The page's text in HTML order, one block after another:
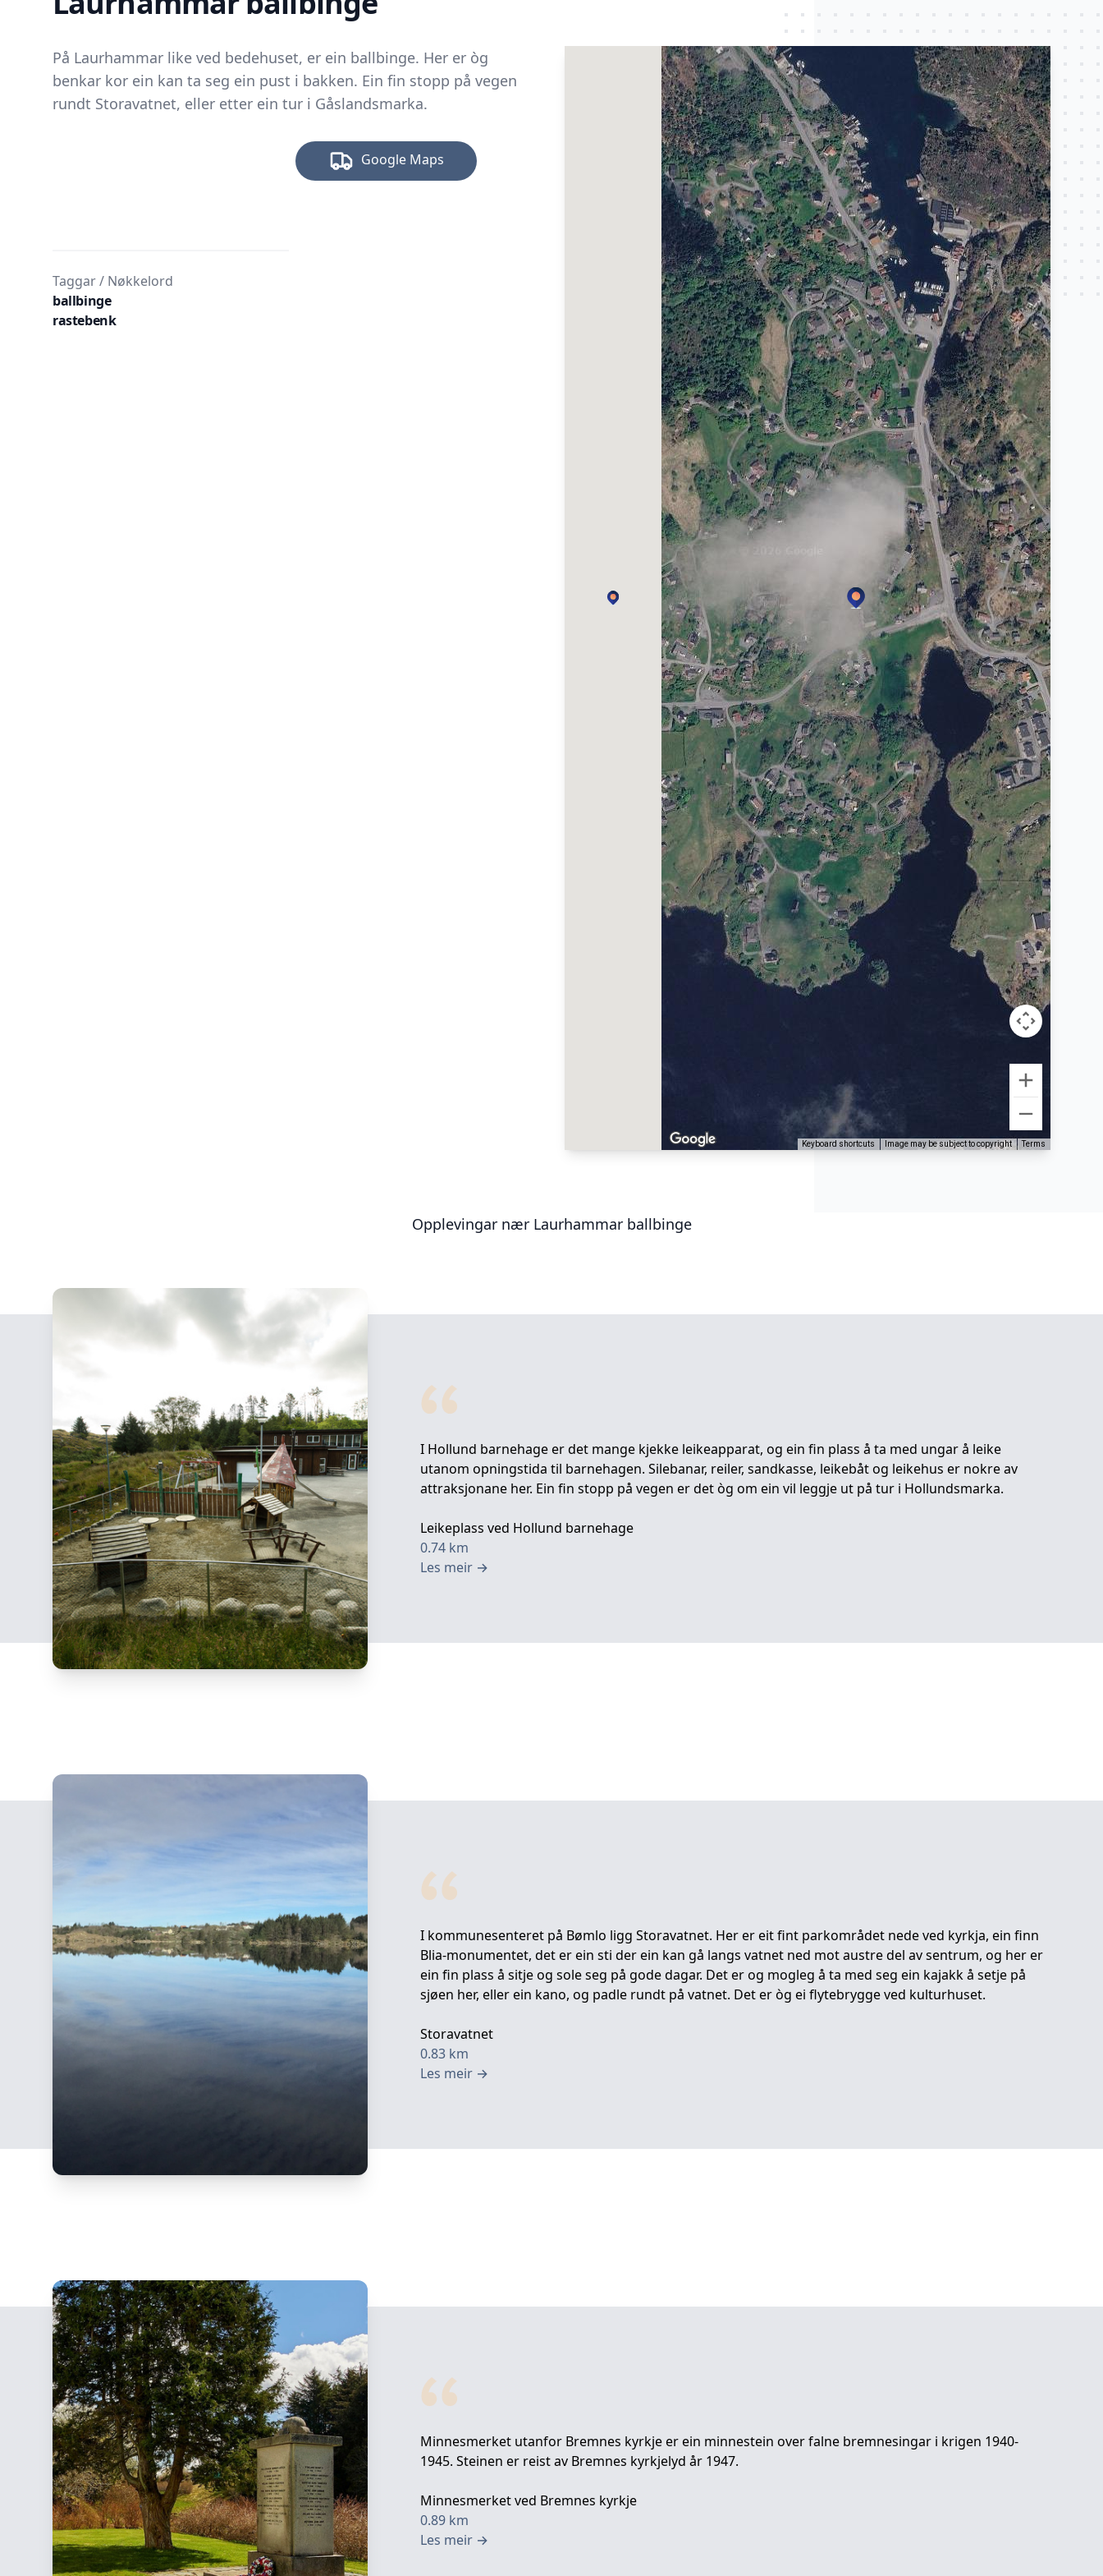
Keyboard shortcuts Image may be subject to copyright Terms
På Laurhammar like ved bedehuset, er ein ballbinge. Her er òg
benkar kor ein kan ta seg ein pust i bakken. Ein fin stopp på vegen
rundt Storavatnet, eller etter ein tur i Gåslandsmarka.
Google Maps
Taggar / Nøkkelord
ballbinge
rastebenk
Opplevingar nær Laurhammar ballbinge
I Hollund barnehage er det mange kjekke leikeapparat, og ein fin plass å ta med ungar å leike
utanom opningstida til barnehagen. Silebanar, reiler, sandkasse, leikebåt og leikehus er nokre av
attraksjonane her. Ein fin stopp på vegen er det òg om ein vil leggje ut på tur i Hollundsmarka.
Leikeplass ved Hollund barnehage
0.74 km
Les meir →
I kommunesenteret på Bømlo ligg Storavatnet. Her er eit fint parkområdet nede ved kyrkja, ein finn
Blia-monumentet, det er ein sti der ein kan gå langs vatnet ned mot austre del av sentrum, og her er
ein fin plass å sitje og sole seg på gode dagar. Det er og mogleg å ta med seg ein kajakk å setje på
sjøen her, eller ein kano, og padle rundt på vatnet. Det er òg ei flytebrygge ved kulturhuset.
Storavatnet
0.83 km
Les meir →
Minnesmerket utanfor Bremnes kyrkje er ein minnestein over falne bremnesingar i krigen 1940-
1945. Steinen er reist av Bremnes kyrkjelyd år 1947.
Minnesmerket ved Bremnes kyrkje
0.89 km
Les meir →